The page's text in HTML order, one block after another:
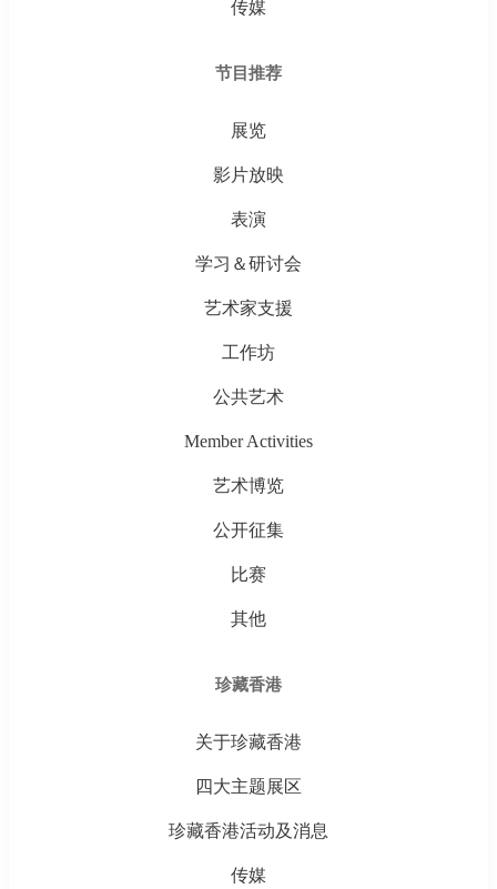
传媒
节目推荐
展览
影片放映
表演
学习＆研讨会
艺术家支援
工作坊
公共艺术
Member Activities
艺术博览
公开征集
比赛
其他
珍藏香港
关于珍藏香港
四大主题展区
珍藏香港活动及消息
传媒